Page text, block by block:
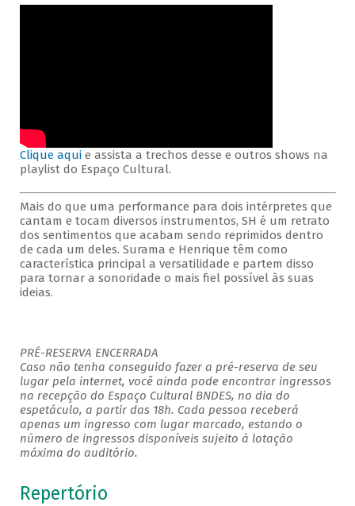
Clique aquie assista a trechos desse e outros shows na
playlist do Espaço Cultural.
Mais do que uma performance para dois intérpretes que
cantam e tocam diversos instrumentos, SH é um retrato
dos sentimentos que acabam sendo reprimidos dentro
de cada um deles. Surama e Henrique têm como
característica principal a versatilidade e partem disso
para tornar a sonoridade o mais fiel possível às suas
ideias.
PRÉ-RESERVA ENCERRADA
Caso não tenha conseguido fazer a pré-reserva de seu
lugar pela internet, você ainda pode encontrar ingressos
na recepção do Espaço Cultural BNDES, no dia do
espetáculo, a partir das 18h. Cada pessoa receberá
apenas um ingresso com lugar marcado, estando o
número de ingressos disponíveis sujeito à lotação
máxima do auditório.
Repertório